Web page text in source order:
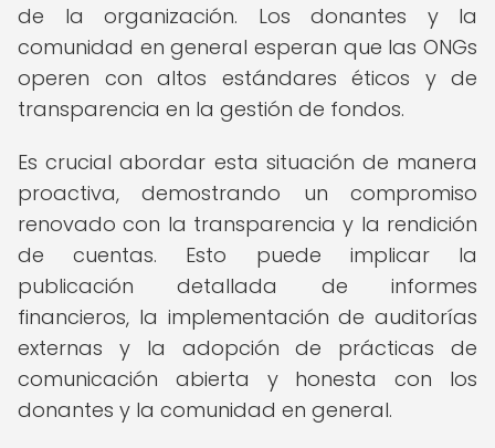
de la organización. Los donantes y la
comunidad en general esperan que las ONGs
operen con altos estándares éticos y de
transparencia en la gestión de fondos.
Es crucial abordar esta situación de manera
proactiva, demostrando un compromiso
renovado con la transparencia y la rendición
de cuentas. Esto puede implicar la
publicación detallada de informes
financieros, la implementación de auditorías
externas y la adopción de prácticas de
comunicación abierta y honesta con los
donantes y la comunidad en general.